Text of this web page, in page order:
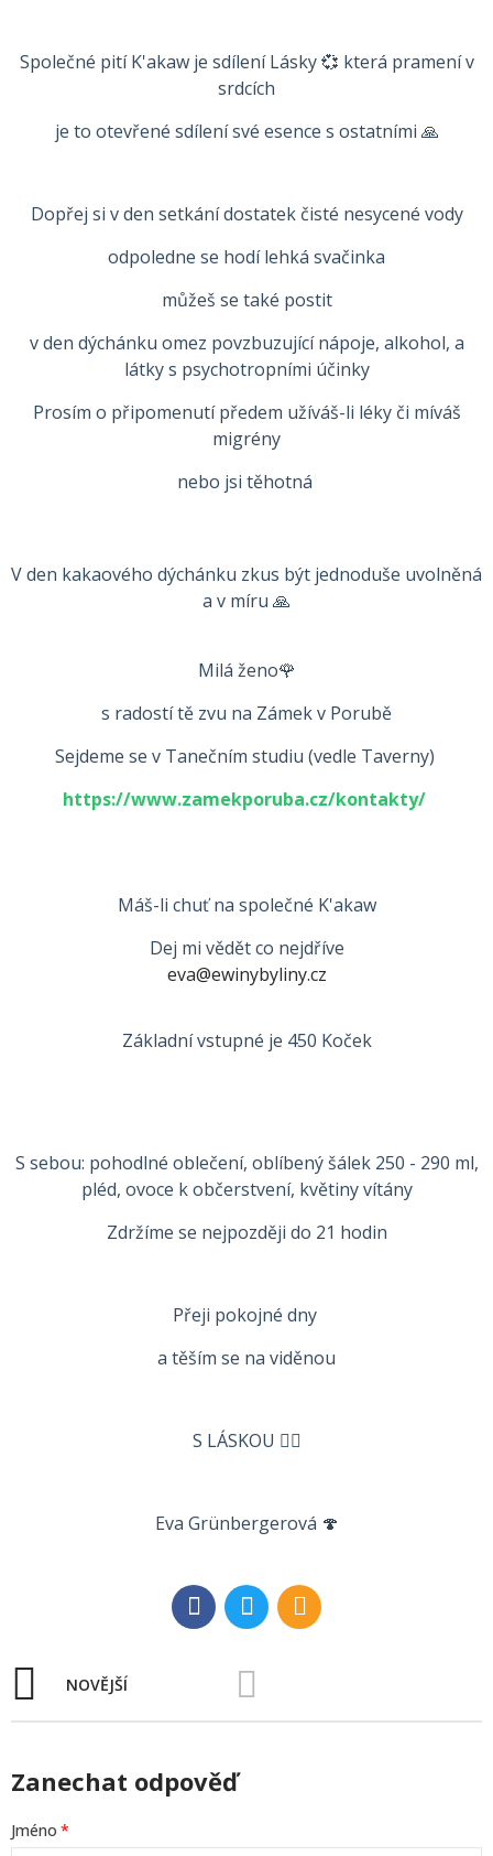
Společné pití K'akaw je sdílení Lásky 💞 která pramení v
srdcích
je to otevřené sdílení své esence s ostatními 🙏
Dopřej si v den setkání dostatek čisté nesycené vody
odpoledne se hodí lehká svačinka
můžeš se také postit
v den dýchánku omez povzbuzující nápoje, alkohol, a
látky s psychotropními účinky
Prosím o připomenutí předem užíváš-li léky či míváš
migrény
nebo jsi těhotná
V den kakaového dýchánku zkus být jednoduše uvolněná
a v míru 🙏
Milá ženo🌹
s radostí tě zvu na Zámek v Porubě
Sejdeme se v Tanečním studiu (vedle Taverny)
https://www.zamekporuba.cz/kontakty/
Máš-li chuť na společné K'akaw
Dej mi vědět co nejdříve
eva@ewinybyliny.cz
Základní vstupné je 450 Koček
S sebou: pohodlné oblečení, oblíbený šálek 250 - 290 ml,
pléd, ovoce k občerstvení, květiny vítány
Zdržíme se nejpozději do 21 hodin
Přeji pokojné dny
a těším se na viděnou
S LÁSKOU ❤️‍🔥
Eva Grünbergerová 🍄
NOVĚJŠÍ
Zanechat odpověď
Jméno